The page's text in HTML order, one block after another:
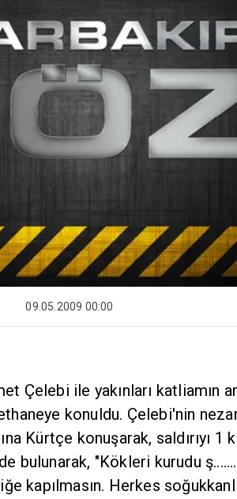
09.05.2009 00:00
Çelebi ile yakınları katliamın
konuldu. Çelebi'nin
Kürtçe konuşarak, saldırıyı 1
bulunarak, "Kökleri kurudu
kapılmasın. Herkes